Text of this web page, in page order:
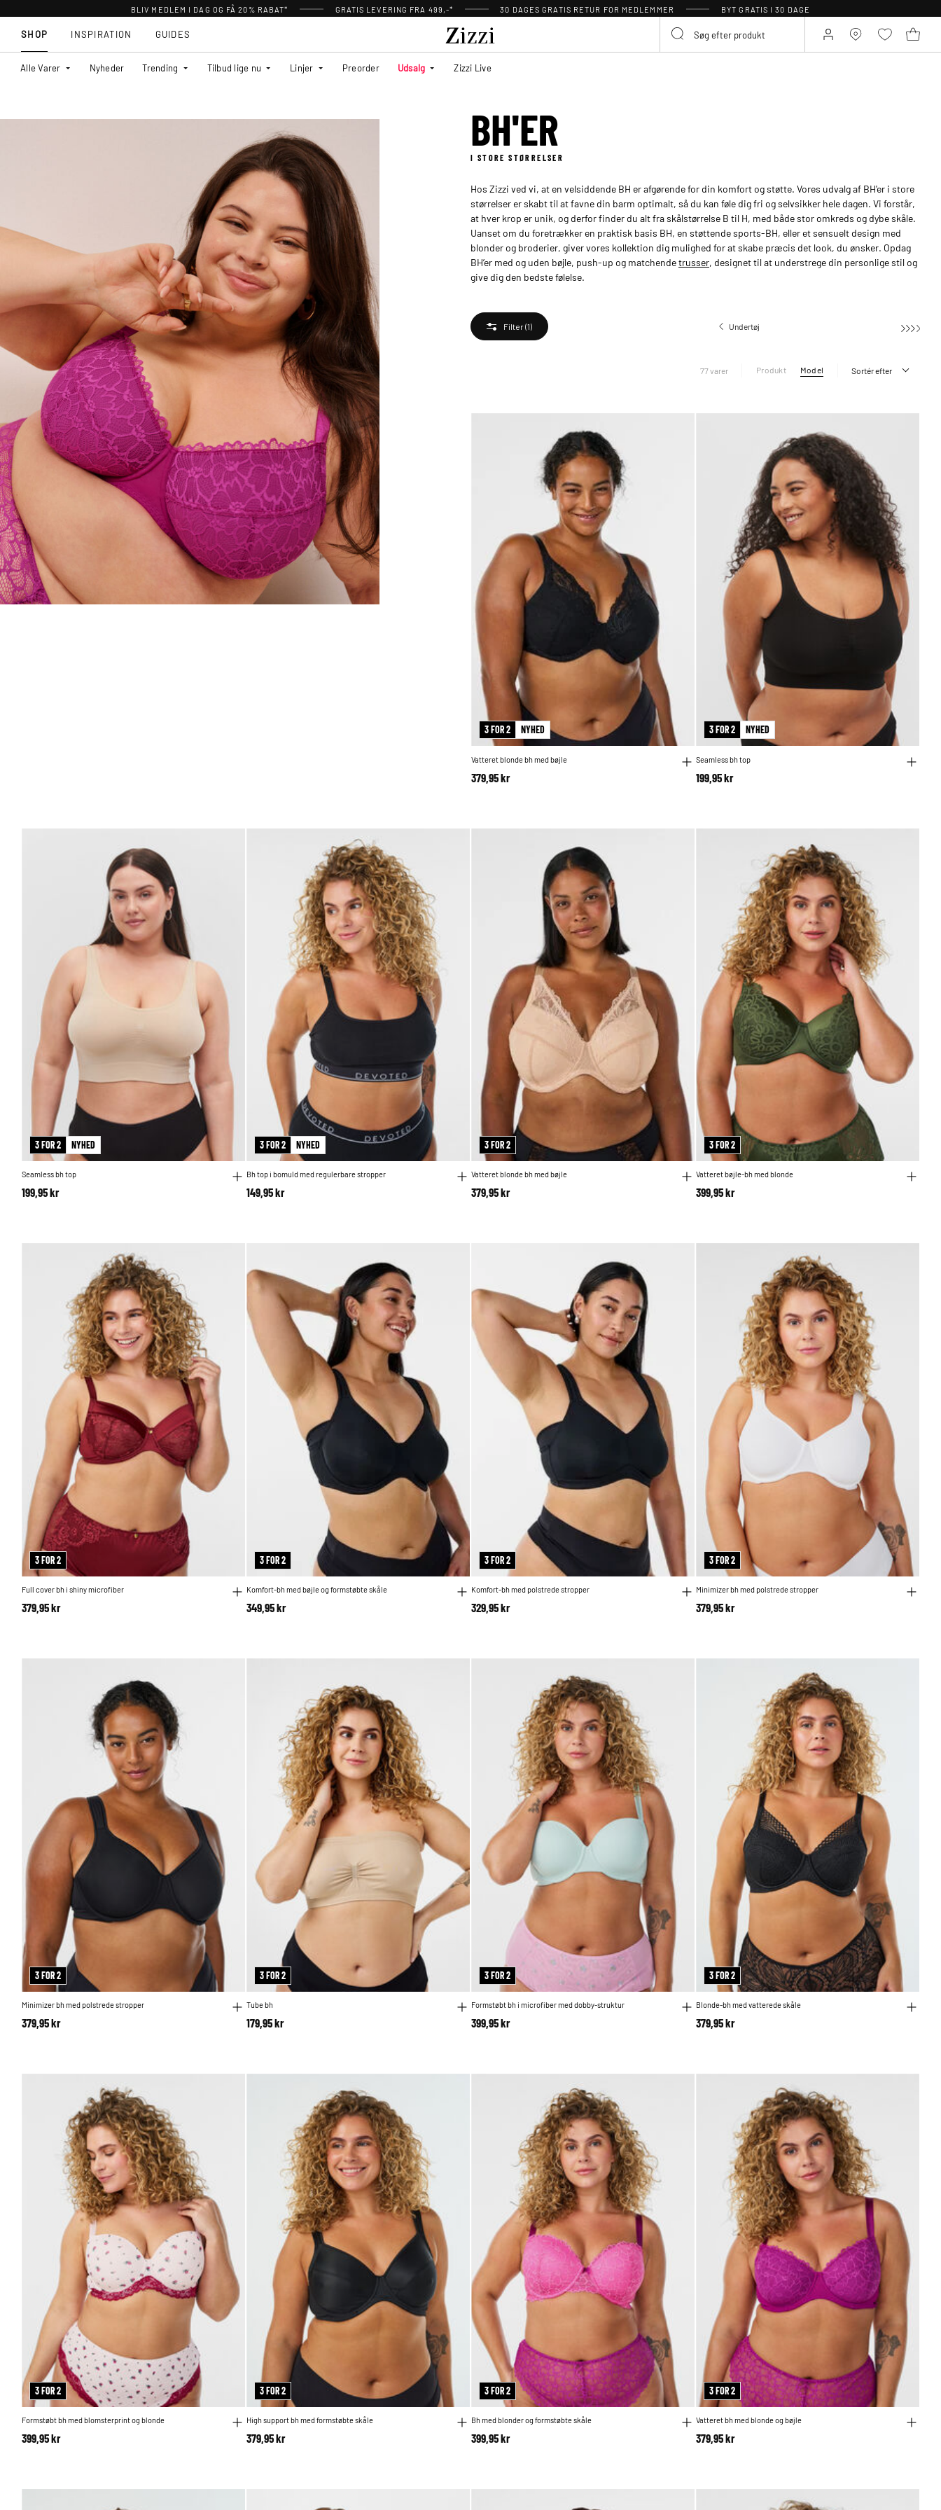
BLIV MEDLEM I DAG OG FÅ 20% RABAT* GRATIS LEVERING FRA 499,-* 30 DAGES GRATIS RETUR FOR MEDLEMMER BYT GRATIS I 30 DAGE
SHOP
Alle Varer Nyheder Trending Tilbud lige nu Linjer Preorder Udsalg Zizzi Live
INSPIRATION GUIDES
BH'ER
I STORE STØRRELSER
Hos Zizzi ved vi, at en velsiddende BH er afgørende for din komfort og støtte. Vores udvalg af BH'er i store
størrelser er skabt til at favne din barm optimalt, så du kan føle dig fri og selvsikker hele dagen. Vi forstår,
at hver krop er unik, og derfor finder du alt fra skålstørrelse B til H, med både stor omkreds og dybe skåle.
Uanset om du foretrækker en praktisk basis BH, en støttende sports-BH, eller et sensuelt design med
blonder og broderier, giver vores kollektion dig mulighed for at skabe præcis det look, du ønsker. Opdag
BH’er med og uden bøjle, push-up og matchendetrusser, designet til at understrege din personlige stil og
give dig den bedste følelse.
Filter(1) Undertøj
77 varer Produkt Model Sortér efter
3 FOR 2 NYHED
Vatteret blonde bh med bøjle
379,95 kr
3 FOR 2 NYHED
Seamless bh top
199,95 kr
3 FOR 2 NYHED
Seamless bh top
199,95 kr
3 FOR 2 NYHED
Bh top i bomuld med regulerbare stropper
149,95 kr
3 FOR 2
Vatteret blonde bh med bøjle
379,95 kr
3 FOR 2
Vatteret bøjle-bh med blonde
399,95 kr
3 FOR 2
Full cover bh i shiny microfiber
379,95 kr
3 FOR 2
Komfort-bh med bøjle og formstøbte skåle
349,95 kr
3 FOR 2
Komfort-bh med polstrede stropper
329,95 kr
3 FOR 2
Minimizer bh med polstrede stropper
379,95 kr
3 FOR 2
Minimizer bh med polstrede stropper
379,95 kr
3 FOR 2
Tube bh
179,95 kr
3 FOR 2
Formstøbt bh i microfiber med dobby-struktur
399,95 kr
3 FOR 2
Blonde-bh med vatterede skåle
379,95 kr
3 FOR 2
Formstøbt bh med blomsterprint og blonde
399,95 kr
3 FOR 2
High support bh med formstøbte skåle
379,95 kr
3 FOR 2
Bh med blonder og formstøbte skåle
399,95 kr
3 FOR 2
Vatteret bh med blonde og bøjle
379,95 kr